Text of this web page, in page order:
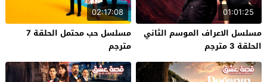
01:01:25
مسلسل الاعراف الموسم الثاني
الحلقة 3 مترجم
02:17:08
مسلسل حب محتمل الحلقة 7
مترجم